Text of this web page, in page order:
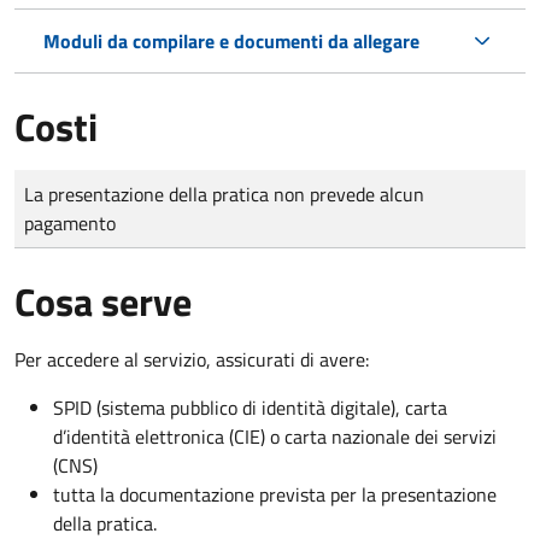
Moduli da compilare e documenti da allegare
Costi
Tipo di pagamento
Importo
La presentazione della pratica non prevede alcun
pagamento
Cosa serve
Per accedere al servizio, assicurati di avere:
SPID (sistema pubblico di identità digitale), carta
d’identità elettronica (CIE) o carta nazionale dei servizi
(CNS)
tutta la documentazione prevista per la presentazione
della pratica.